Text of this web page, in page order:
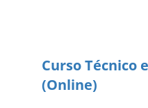
Curso Técnico
(Online)